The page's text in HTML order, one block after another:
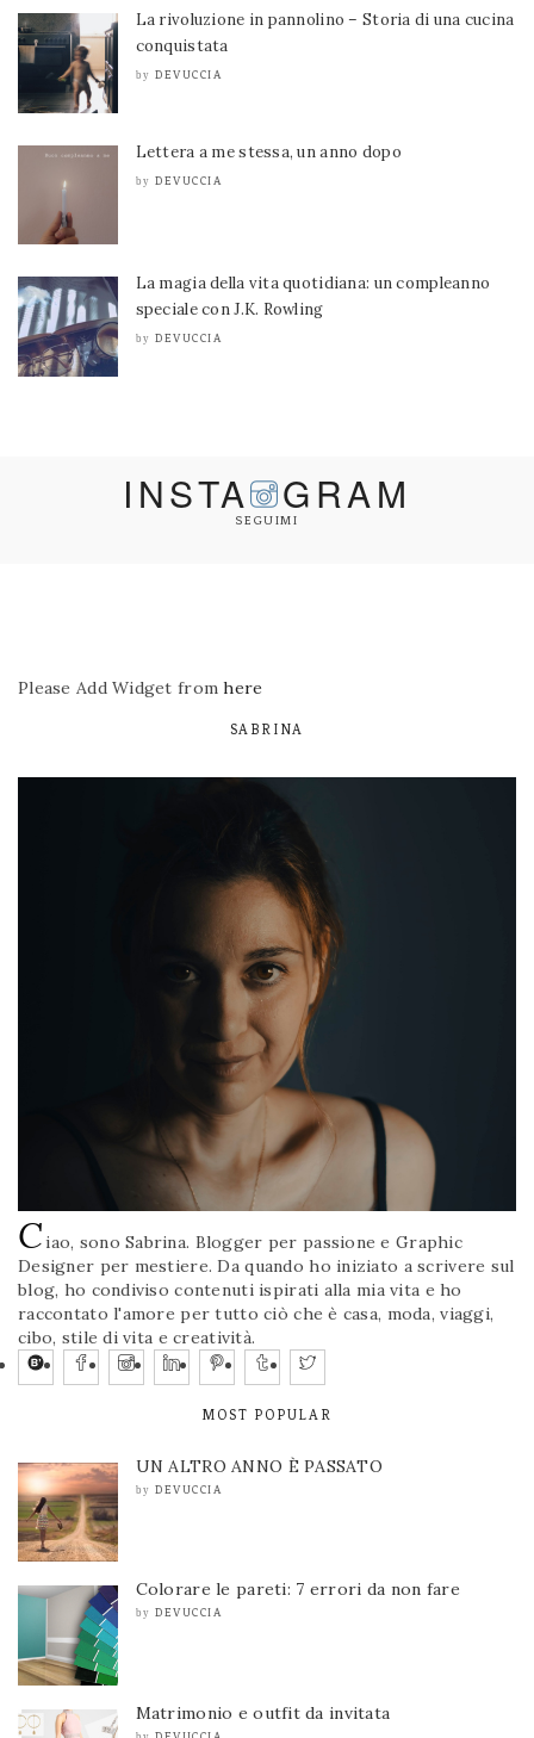
La rivoluzione in pannolino – Storia di una cucina
conquistata
by DEVUCCIA
Lettera a me stessa, un anno dopo
by DEVUCCIA
La magia della vita quotidiana: un compleanno
speciale con J.K. Rowling
by DEVUCCIA
INSTA GRAM
SEGUIMI
Please Add Widget fromhere
SABRINA
Ciao, sono Sabrina. Blogger per passione e Graphic
Designer per mestiere. Da quando ho iniziato a scrivere sul
blog, ho condiviso contenuti ispirati alla mia vita e ho
raccontato l'amore per tutto ciò che è casa, moda, viaggi,
cibo, stile di vita e creatività.
MOST POPULAR
UN ALTRO ANNO È PASSATO
by DEVUCCIA
Colorare le pareti: 7 errori da non fare
by DEVUCCIA
Matrimonio e outfit da invitata